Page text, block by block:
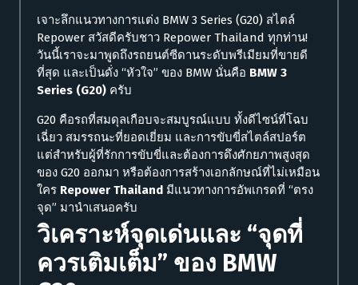
เจาะลึกแนวทางการแต่ง BMW 3 Series (G20) สไตล์
Repower สวัสดีครับชาว Repower Thailand ทุกท่าน!
วันนี้เราจะมาพูดถึงรถยนต์ซีดานระดับพรีเมียมที่ขายดี
ที่สุด และเป็นดั่ง “หัวใจ” ของ BMW นั่นคือ BMW 3
Series (G20) ครับ
G20 คือรถที่สมดุลเกือบจะสมบูรณ์แบบ ทั้งดีไซน์ที่โฉบ
เฉี่ยว สมรรถนะที่ยอดเยี่ยม และการขับขี่สไตล์สปอร์ต
แต่สำหรับผู้ที่รักการขับขี่และต้องการดึงศักยภาพสูงสุด
ของ G20 ออกมา หรือต้องการสร้างเอกลักษณ์ที่ไม่เหมือน
ใคร Repower Thailand มีแนวทางการอัพเกรดที่ “ตรง
จุด” มานำเสนอครับ
วิเคราะห์จุดเด่นและ “จุดที่
ควรเติมเต็ม” ของ BMW